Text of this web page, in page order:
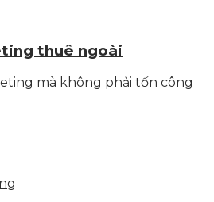
thuê ngoài
mà không phải tốn công